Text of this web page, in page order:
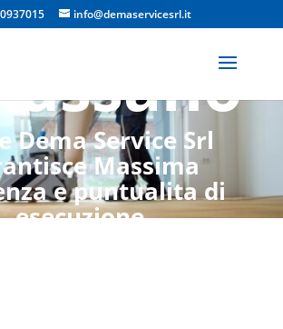
info@demaservicesrl.it
Dema Service Srl
Massima
e puntualita di
esecuzione